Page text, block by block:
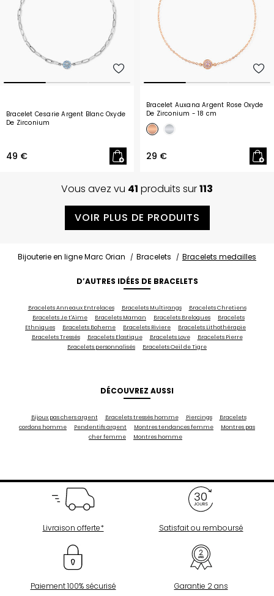
Bracelet Cesarie Argent Blanc Oxyde
De Zirconium
49 €
Bracelet Auxana Argent Rose Oxyde
De Zirconium - 18 cm
29 €
Vous avez vu 41 produits sur113
VOIR PLUS DE PRODUITS
Bijouterie en ligne Marc Orian Bracelets Bracelets medailles
D’AUTRES IDÉES DE BRACELETS
Bracelets Anneaux Entrelaces Bracelets Multirangs
Bracelets Chretiens
Bracelets Je t'Aime
Bracelets Maman Bracelets Breloques
Bracelets
Ethniques
Bracelets Boheme Bracelets Riviere
Bracelets Lithothérapie
Bracelets Tressés
Bracelets Elastique Bracelets Love
Bracelets Pierre
Bracelets personnalisés
Bracelets Oeil de Tigre
DÉCOUVREZ AUSSI
Bijoux pas chers argent Bracelets tressés homme Piercings
Bracelets
cordons homme
Pendentifs argent Montres tendances femme
Montres pas
cher femme
Montres homme
Livraison offerte* Satisfait ou remboursé
Paiement 100% sécurisé Garantie 2 ans